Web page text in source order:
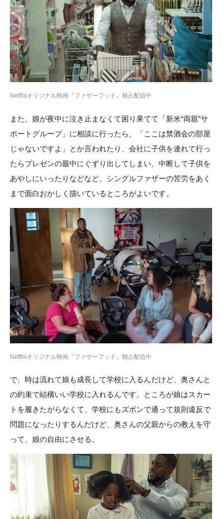
Netflixオリジナル映画『ファザーフッド』独占配信中
また、娘が夜中に泣き止まなくて困り果てて「新米“両親”サ
ポートグループ」に相談に行ったら、「ここは禁酒会の部屋
じゃないですよ」とか言われたり、会社に子供を連れて行っ
たらプレゼンの最中にぐずり出してしまい、中断して子供を
あやしにいったりなどなど、シングルファザーの苦労をあく
まで面白おかしく描いているところがよいです。
Netflixオリジナル映画『ファザーフッド』独占配信中
で、時は流れて娘も成長して学校に入るんだけど、奥さんと
の約束で結構いい学校に入れるんです。ところが娘はスカー
トを履きたがらなくて、学校にもズボンで通って規則違反で
問題になったりするんだけど、奥さんの父親からの教えを守
って、娘の自由にさせる。